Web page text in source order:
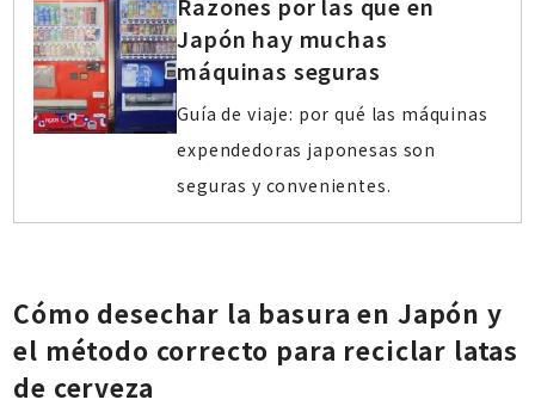
Japón hay muchas
máquinas seguras
Guía de viaje: por qué las máquinas
expendedoras japonesas son
seguras y convenientes.
Cómo desechar la basura en Japón y
el método correcto para reciclar latas
de cerveza